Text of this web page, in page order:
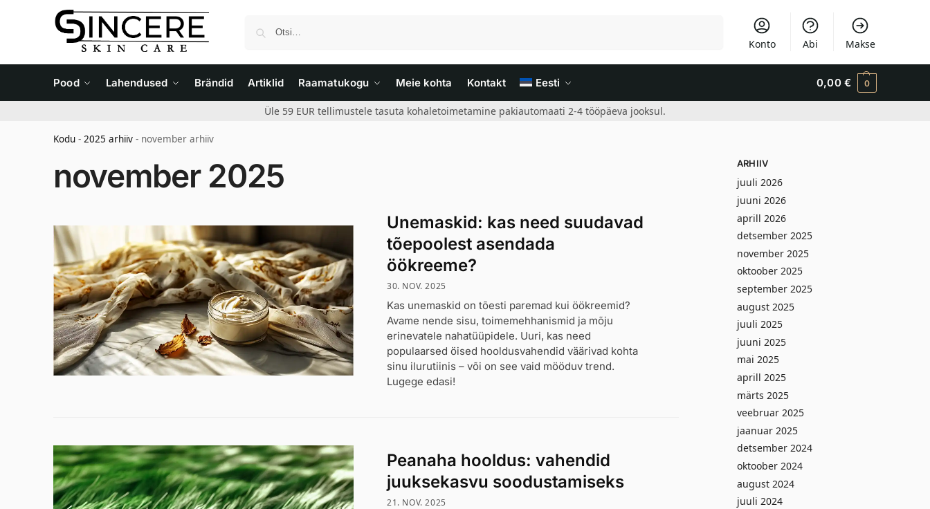
Konto Abi Makse
Pood Lahendused Brändid Artiklid Raamatukogu Meie kohta Kontakt Eesti 0,00 € 0
Üle 59 EUR tellimustele tasuta kohaletoimetamine pakiautomaati 2-4 tööpäeva jooksul.
Kodu - 2025 arhiiv - november arhiiv
november 2025
Unemaskid: kas need suudavad
tõepoolest asendada
öökreeme?
30. NOV. 2025
Kas unemaskid on tõesti paremad kui öökreemid?
Avame nende sisu, toimemehhanismid ja mõju
erinevatele nahatüüpidele. Uuri, kas need
populaarsed öised hooldusvahendid väärivad kohta
sinu ilurutiinis – või on see vaid mööduv trend.
Lugege edasi!
Peanaha hooldus: vahendid
juuksekasvu soodustamiseks
21. NOV. 2025
ARHIIV
juuli 2026
juuni 2026
aprill 2026
detsember 2025
november 2025
oktoober 2025
september 2025
august 2025
juuli 2025
juuni 2025
mai 2025
aprill 2025
märts 2025
veebruar 2025
jaanuar 2025
detsember 2024
oktoober 2024
august 2024
juuli 2024